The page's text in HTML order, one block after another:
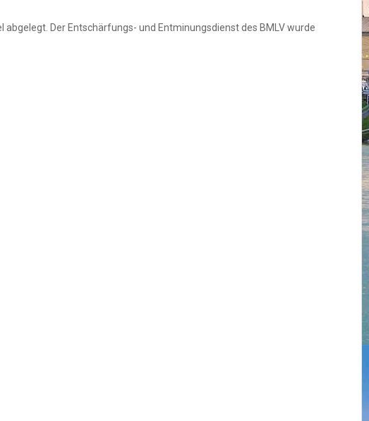
Der Entschärfungs- und Entminungsdienst des BMLV wurde